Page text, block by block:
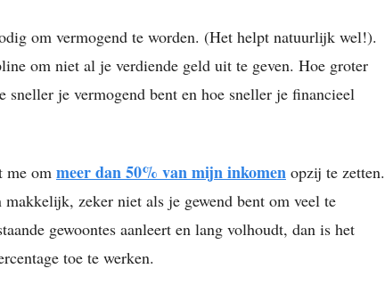
om vermogend te worden. (Het helpt natuurlijk wel!).
om niet al je verdiende geld uit te geven. Hoe groter
sneller je vermogend bent en hoe sneller je financieel
me om meer dan 50% van mijn inkomen opzij te zetten.
zeker niet als je gewend bent om veel te
gewoontes aanleert en lang volhoudt, dan is het
toe te werken.